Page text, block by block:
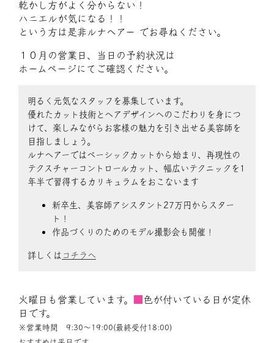
乾かし方がよく分からない！
ハニエルが気になる！！
という方は是非ルナヘアー でお尋ねください。
１０月の営業日、当日の予約状況は
ホームページにてご確認ください。
明るく元気なスタッフを募集しています。
優れたカット技術とヘアデザインへのこだわりを身につ
けて、楽しみながらお客様の魅力を引き出せる美容師を
目指しましょう。
ルナヘアーではベーシックカットから始まり、再現性の
テクスチャーコントロールカット、幅広いテクニックを1
年半で習得するカリキュラムをおこないます
新卒生、美容師アシスタント27万円からスター
ト！
作品づくりのためのモデル撮影会も開催！
詳しくは コチラへ
火曜日も営業しています。
色が付いている日が定休
日です。
※営業時間 9:30〜19:00(最終受付18:00)